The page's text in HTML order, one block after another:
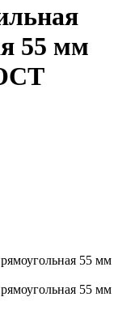
55 мм